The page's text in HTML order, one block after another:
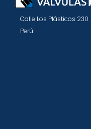
Calle Los Plásticos
Perú